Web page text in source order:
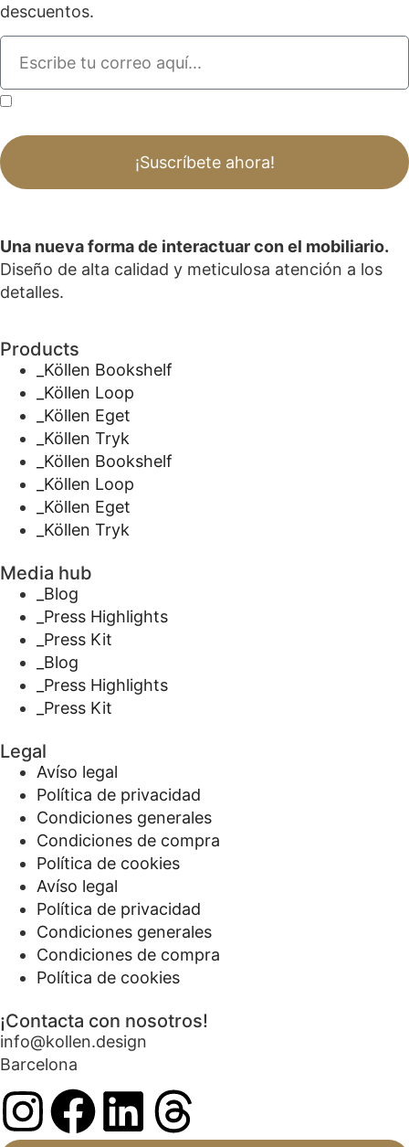
descuentos.
¡Suscríbete ahora!
Una nueva forma de interactuar con el mobiliario.
Diseño de alta calidad y meticulosa atención a los
detalles.
Products
_Köllen Bookshelf
_Köllen Loop
_Köllen Eget
_Köllen Tryk
_Köllen Bookshelf
_Köllen Loop
_Köllen Eget
_Köllen Tryk
Media hub
_Blog
_Press Highlights
_Press Kit
_Blog
_Press Highlights
_Press Kit
Legal
Avíso legal
Política de privacidad
Condiciones generales
Condiciones de compra
Política de cookies
Avíso legal
Política de privacidad
Condiciones generales
Condiciones de compra
Política de cookies
¡Contacta con nosotros!
info@kollen.design
Barcelona